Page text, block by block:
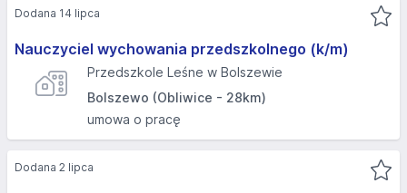
Nauczyciel wychowania przedszkolnego (k/m)
Przedszkole Leśne w Bolszewie
Bolszewo (Obliwice - 28km)
umowa o pracę
Dodana 14 lipca
Dodana 2 lipca